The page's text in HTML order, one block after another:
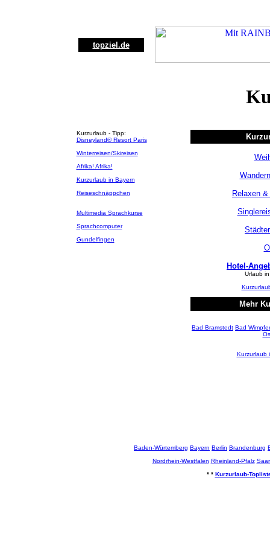
topziel.de
Kurzurlaub - Tipp:
Disneyland® Resort Paris
Winterreisen/Skireisen
Afrika! Afrika!
Kurzurlaub in Bayern
Reiseschnäppchen
Multimedia Sprachkurse
Sprachcomputer
Gundelfingen
Relaxen
Hotel-
Urlaub
Mehr
Bad Bramstedt Bad
Kurzurlaub
Baden-Würtemberg Bayern Berlin Brandenburg
Nordrhein-Westfalen Rheinland-Pfalz
* * Kurzurlaub-